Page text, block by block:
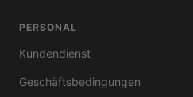
PERSONAL
Kundendienst
Geschäftsbedingungen